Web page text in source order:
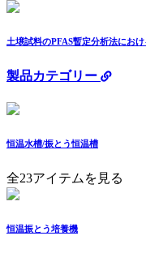
土壌試料のPFAS暫定分析法にお
製品カテゴリー
恒温水槽/振とう恒温槽
全23アイテムを見る
恒温振とう培養機